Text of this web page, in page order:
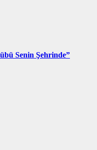
Senin Şehrinde”